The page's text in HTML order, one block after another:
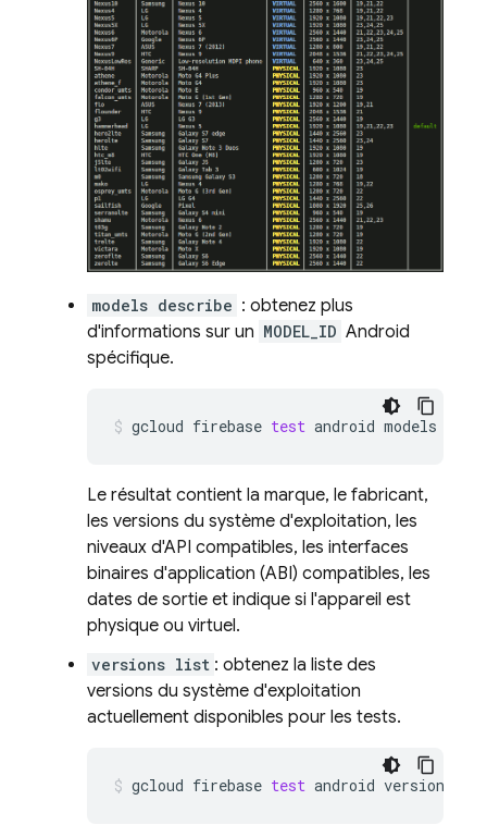
models describe : obtenez plus
d'informations sur un MODEL_ID Android
spécifique.
gcloud firebase test android models
Le résultat contient la marque, le fabricant,
les versions du système d'exploitation, les
niveaux d'API compatibles, les interfaces
binaires d'application (ABI) compatibles, les
dates de sortie et indique si l'appareil est
physique ou virtuel.
versions list : obtenez la liste des
versions du système d'exploitation
actuellement disponibles pour les tests.
gcloud firebase test android versions